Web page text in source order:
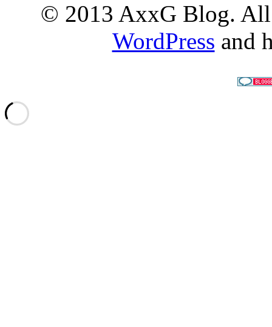
© 2013 AxxG Blog. All
WordPress and